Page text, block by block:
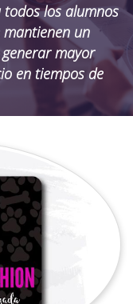
los alumnos
un
mayor
en tiempos de